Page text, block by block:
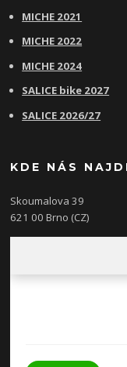
MICHE 2021
MICHE 2022
MICHE 2024
SALICE bike 2027
SALICE 2026/27
KDE NÁS
Skoumalova 39
621 00 Brno (CZ)